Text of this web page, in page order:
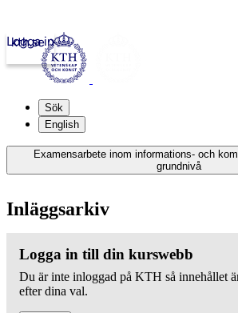
kth.se
Logga in
Sök
English
Examensarbete inom informations- och
grundnivå
Inläggsarkiv
Logga in till din kurswebb
Du är inte inloggad på KTH så innehållet
efter dina val.